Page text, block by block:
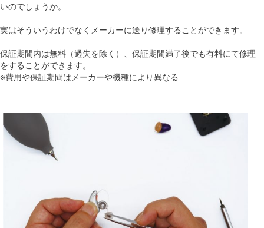
いのでしょうか。
実はそういうわけでなくメーカーに送り修理することができます。
保証期間内は無料（過失を除く）、保証期間満了後でも有料にて修理
をすることができます。
※費用や保証期間はメーカーや機種により異なる